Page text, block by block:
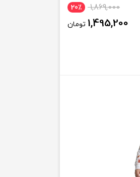
1,869,000 20٪
1,495,200 تومان